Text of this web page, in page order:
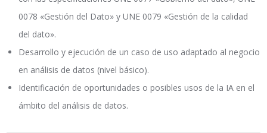
0078 «Gestión del Dato» y UNE 0079 «Gestión de la calidad
del dato».
Desarrollo y ejecución de un caso de uso adaptado al negocio
en análisis de datos (nivel básico).
Identificación de oportunidades o posibles usos de la IA en el
ámbito del análisis de datos.